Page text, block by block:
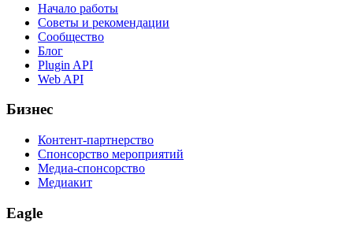
Начало работы
Советы и рекомендации
Сообщество
Блог
Plugin API
Web API
Бизнес
Контент-партнерство
Спонсорство мероприятий
Медиа-спонсорство
Медиакит
Eagle